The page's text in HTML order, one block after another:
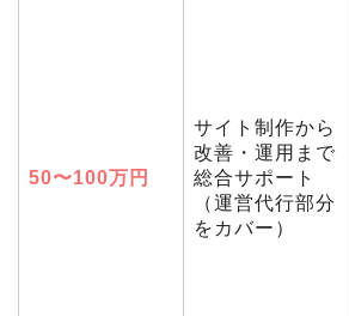
50〜100万円
サイト制作から
改善・運用まで
総合サポート
（運営代行部分
をカバー）